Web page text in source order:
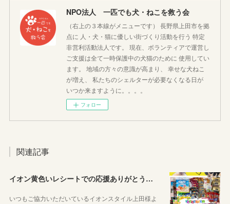
NPO法人 一匹でも犬・ねこを救う会
（右上の３本線がメニューです） 長野県上田市を拠
点に 人・犬・猫に優しい街づくり活動を行う 特定
非営利活動法人です。 現在、ボランティアで運営し
ご支援は全て一時保護中の犬猫のために 使用してい
ます。 地域の方々の意識が高まり、 幸せな犬ねこ
が増え、 私たちのシェルターが必要なくなる日が
いつか来ますように。。。。
フォロー
関連記事
イオン黄色いレシートでの応援ありがとうございました
いつもご協力いただいているイオンスタイル上田様よ